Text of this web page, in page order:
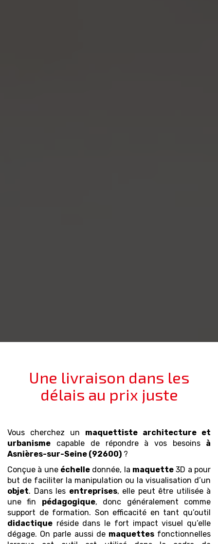
Une livraison dans les
délais au prix juste
Vous cherchez un maquettiste architecture et
urbanisme capable de répondre à vos besoins
à
Asnières-sur-Seine (92600) ?
Conçue à une échelle donnée, la maquette 3D a pour
but de faciliter la manipulation ou la visualisation d’un
objet. Dans les entreprises, elle peut être utilisée à
une fin pédagogique, donc généralement comme
support de formation. Son efficacité en tant qu’outil
didactique réside dans le fort impact visuel qu’elle
dégage. On parle aussi de maquettesfonctionnelles